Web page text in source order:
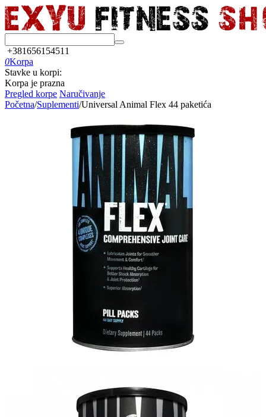
+381656154511
0Korpa
Stavke u korpi:
Korpa je prazna
Pregled korpe Naručivanje
Početna/Suplementi/Universal Animal Flex 44 paketića